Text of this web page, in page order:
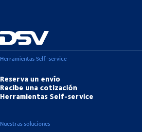
Herramientas Self-service
Reserva un envío
Recibe una cotización
Herramientas Self-service
Nuestras soluciones